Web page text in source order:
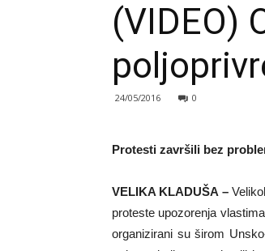
(VIDEO)
24/05/2016 0
Protesti završili bez
VELIKA KLADUŠA –
proteste upozorenja
organizirani su širom